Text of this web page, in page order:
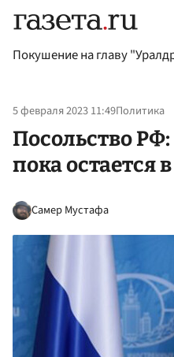
Покушение на главу
5 февраля 2023 11:49Политика
Посольство
пока остается
Самер Мустафа